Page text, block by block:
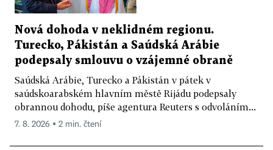
Nová dohoda v neklidném regionu.
Turecko, Pákistán a Saúdská Arábie
podepsaly smlouvu o vzájemné obraně
Saúdská Arábie, Turecko a Pákistán v pátek v
saúdskoarabském hlavním městě Rijádu podepsaly
obrannou dohodu, píše agentura Reuters s odvoláním...
7. 8. 2026 ▪ 2 min. čtení